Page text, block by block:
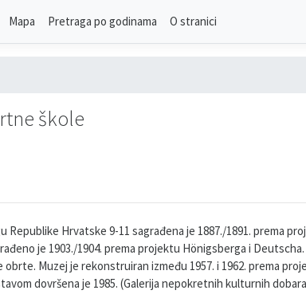
Mapa Pretraga po godinama O stranici
škole
Hrvatske 9-11 sagrađena je 1887./1891. prema
je 1903./1904. prema projektu Hönigsberga i
Muzej je rekonstruiran između 1957. i 1962. prema
dovršena je 1985. (Galerija nepokretnih kulturnih